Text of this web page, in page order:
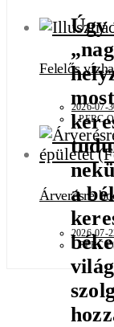
Felelős
2026-07-
1 PERC
Árverésre
2026-07-
1 PERC
Úgy
a